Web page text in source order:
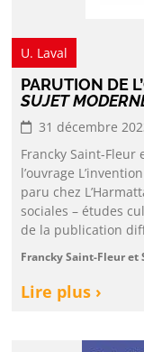
U. Laval
PARUTION DE
SUJET
31 décembre
Francky Saint-Fleur
l’ouvrage
paru chez
sociales – études
de la publication
Francky Saint-Fleur et
Lire plus ›